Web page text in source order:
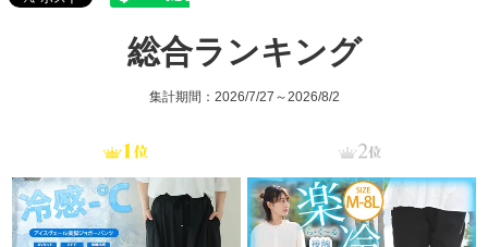
総合ランキング
集計期間：2026/7/27～2026/8/2